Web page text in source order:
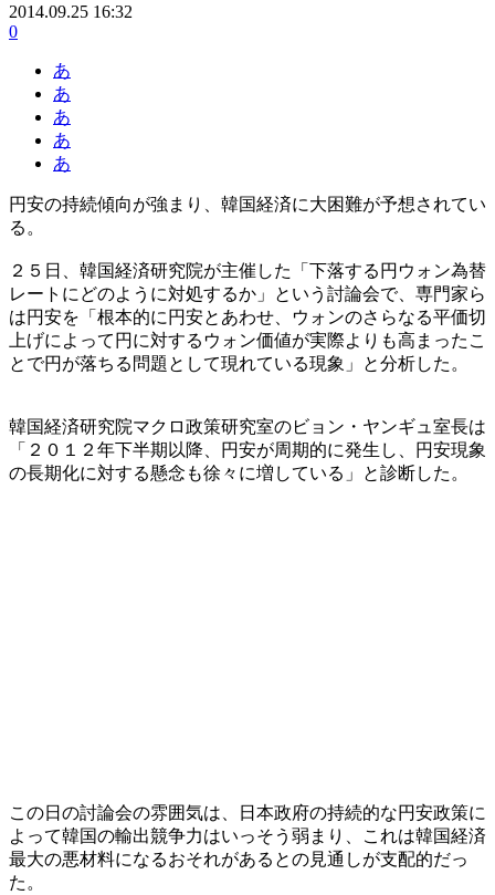
2014.09.25 16:32
0
あ
あ
あ
あ
あ
円安の持続傾向が強まり、韓国経済に大困難が予想されてい
る。
２５日、韓国経済研究院が主催した「下落する円ウォン為替
レートにどのように対処するか」という討論会で、専門家ら
は円安を「根本的に円安とあわせ、ウォンのさらなる平価切
上げによって円に対するウォン価値が実際よりも高まったこ
とで円が落ちる問題として現れている現象」と分析した。
韓国経済研究院マクロ政策研究室のビョン・ヤンギュ室長は
「２０１２年下半期以降、円安が周期的に発生し、円安現象
の長期化に対する懸念も徐々に増している」と診断した。
この日の討論会の雰囲気は、日本政府の持続的な円安政策に
よって韓国の輸出競争力はいっそう弱まり、これは韓国経済
最大の悪材料になるおそれがあるとの見通しが支配的だっ
た。